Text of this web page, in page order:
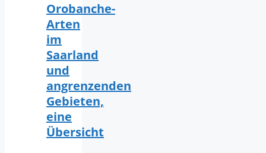
Orobanche-
Arten
im
Saarland
und
angrenzenden
Gebieten,
eine
Übersicht